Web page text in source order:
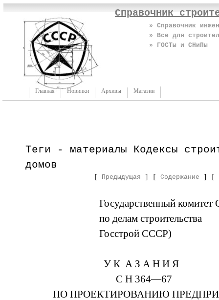
Справочник
» Справочник
» Все для
» ГОСТы и СНиПы
Главная Новинки Архивы Магазин
Теги - материалы Кодексы
домов
Предыдущая Содержание
Го­су­дарс­твен­ный
по де­лам стро­ите­льства
Гос­строй СССР)
У К А З А Н И Я
С Н 364—67
ПО ПРОЕКТИРОВАНИЮ